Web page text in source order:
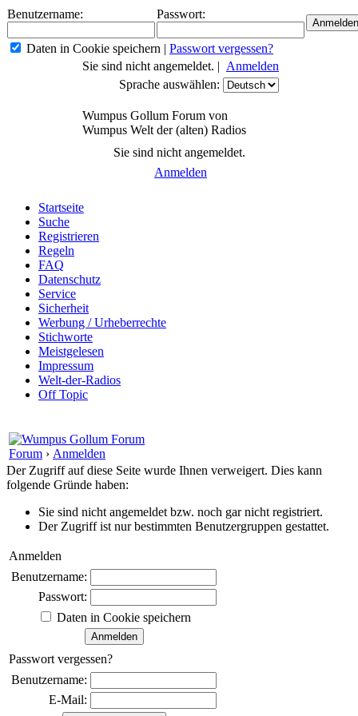
Benutzername: Passwort:
Daten in Cookie speichern | Passwort vergessen?
Sie sind nicht angemeldet. | Anmelden
Sprache auswählen:
Wumpus Gollum Forum von
Wumpus Welt der (alten) Radios
Sie sind nicht angemeldet.
Anmelden
Startseite
Suche
Registrieren
Regeln
FAQ
Datenschutz
Service
Sicherheit
Werbung / Urheberrechte
Stichworte
Meistgelesen
Impressum
Welt-der-Radios
Off Topic
Forum › Anmelden
Der Zugriff auf diese Seite wurde Ihnen verweigert. Dies kann
folgende Gründe haben:
Sie sind nicht angemeldet bzw. noch gar nicht registriert.
Der Zugriff ist nur bestimmten Benutzergruppen gestattet.
Anmelden
Benutzername:
Passwort:
Daten in Cookie speichern
Passwort vergessen?
Benutzername:
E-Mail: